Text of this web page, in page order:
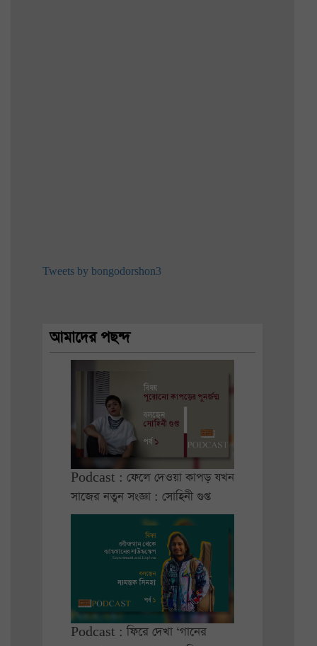
Tweets by bongodorshon3
আমাদের পছন্দ
Podcast : ফেলে দেওয়া কাপড় যখন
সাজের নতুন সংজ্ঞা : সোহিনী গুপ্ত
Podcast : ফিরে দেখা ‘গানের